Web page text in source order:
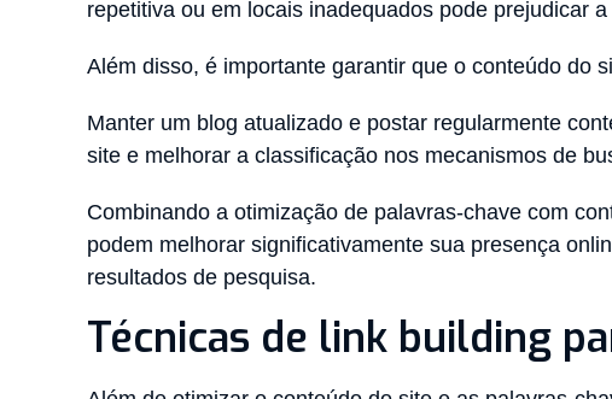
repetitiva ou em locais inadequados pode prejudicar
Além disso, é importante garantir que o conteúdo do
Manter um blog atualizado e postar regularmente
site e melhorar a classificação nos mecanismos de
Combinando a otimização de palavras-chave com
podem melhorar significativamente sua presença
resultados de pesquisa.
Técnicas de link building